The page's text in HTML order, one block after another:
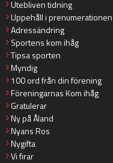
Utebliven tidning
Uppehåll i prenumerationen
Adressändring
Sportens kom ihåg
Tipsa sporten
Myndig
100 ord från din förening
Föreningarnas Kom ihåg
Gratulerar
Ny på Åland
Nyans Ros
Nygifta
Vi firar